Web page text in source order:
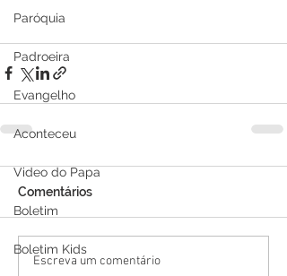
Paróquia
Padroeira
Evangelho
Aconteceu
Video do Papa
Boletim
Boletim Kids
Comentários
Escreva um comentário